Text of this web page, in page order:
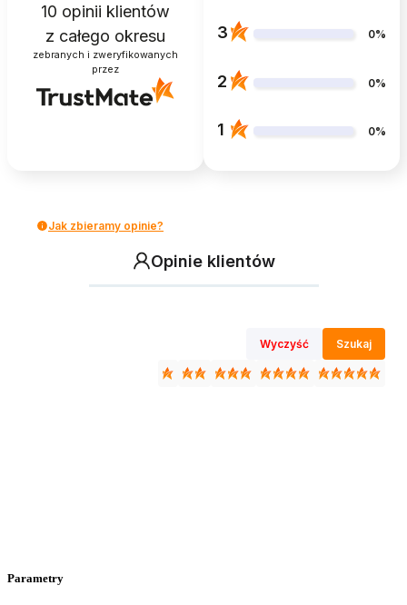
10 opinii klientów
z całego okresu
zebranych i zweryfikowanych
przez
3 0%
2 0%
1 0%
Jak zbieramy opinie?
Opinie klientów
Wyczyść Szukaj
Parametry